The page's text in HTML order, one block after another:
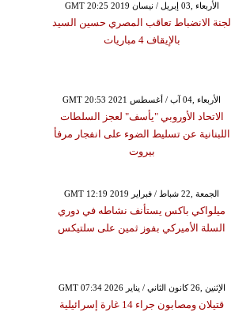
GMT 20:25 2019 الأربعاء ,03 إبريل / نيسان
لجنة الانضباط تعاقب المصري حسين السيد
بالإيقاف 4 مباريات
GMT 20:53 2021 الأربعاء ,04 آب / أغسطس
الاتحاد الأوروبي "يأسف" لعجز السلطات
اللبنانية عن تسليط الضوء على انفجار مرفأ
بيروت
GMT 12:19 2019 الجمعة ,22 شباط / فبراير
ميلواكي باكس يستأنف نشاطه في دوري
السلة الأميركي بفوز ثمين على سلتيكس
GMT 07:34 2026 الإثنين ,26 كانون الثاني / يناير
قتيلان ومصابون جراء 14 غارة إسرائيلية